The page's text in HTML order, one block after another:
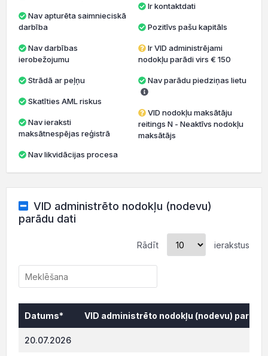
darbība
ierobežojumu
Strādā ar peļņu
Skatīties AML riskus
maksātnespējas reģistrā
Nav likvidācijas procesa
Ir kontaktdati
Pozitīvs pašu kapitāls
Ir VID administrējami
nodokļu parādi virs € 150
Nav parādu piedziņas lietu
VID nodokļu maksātāju
reitings N - Neaktīvs nodokļu
maksātājs
VID administrēto nodokļu (nodevu)
parādu dati
Rādīt ierakstus
Datums*
VID administrēto nodokļu (nodevu)
20.07.2026